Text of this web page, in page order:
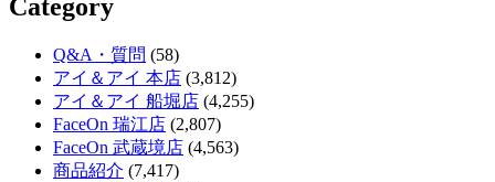
Category
Q&A・質問 (58)
アイ＆アイ 本店 (3,812)
アイ＆アイ 船堀店 (4,255)
FaceOn 瑞江店 (2,807)
FaceOn 武蔵境店 (4,563)
商品紹介 (7,417)